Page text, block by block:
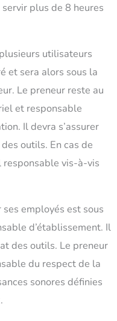
plus de 8 heures
utilisateurs
et sera alors sous la
Le preneur reste au
et responsable
Il devra s’assurer
outils. En cas de
vis-à-vis
employés est sous
d’établissement. Il
des outils. Le preneur
du respect de la
sonores définies